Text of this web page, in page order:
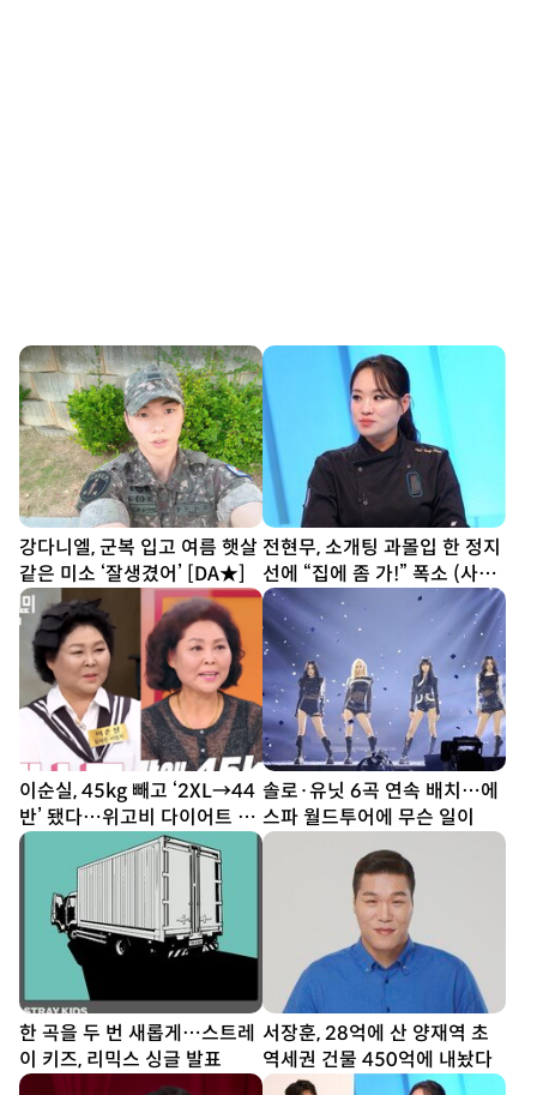
강다니엘, 군복 입고 여름 햇살
같은 미소 ‘잘생겼어’ [DA★]
전현무, 소개팅 과몰입 한 정지
선에 “집에 좀 가!” 폭소 (사당
귀)
이순실, 45kg 빼고 ‘2XL→44
반’ 됐다…위고비 다이어트 결
과
솔로·유닛 6곡 연속 배치…에
스파 월드투어에 무슨 일이
한 곡을 두 번 새롭게…스트레
이 키즈, 리믹스 싱글 발표
서장훈, 28억에 산 양재역 초
역세권 건물 450억에 내놨다